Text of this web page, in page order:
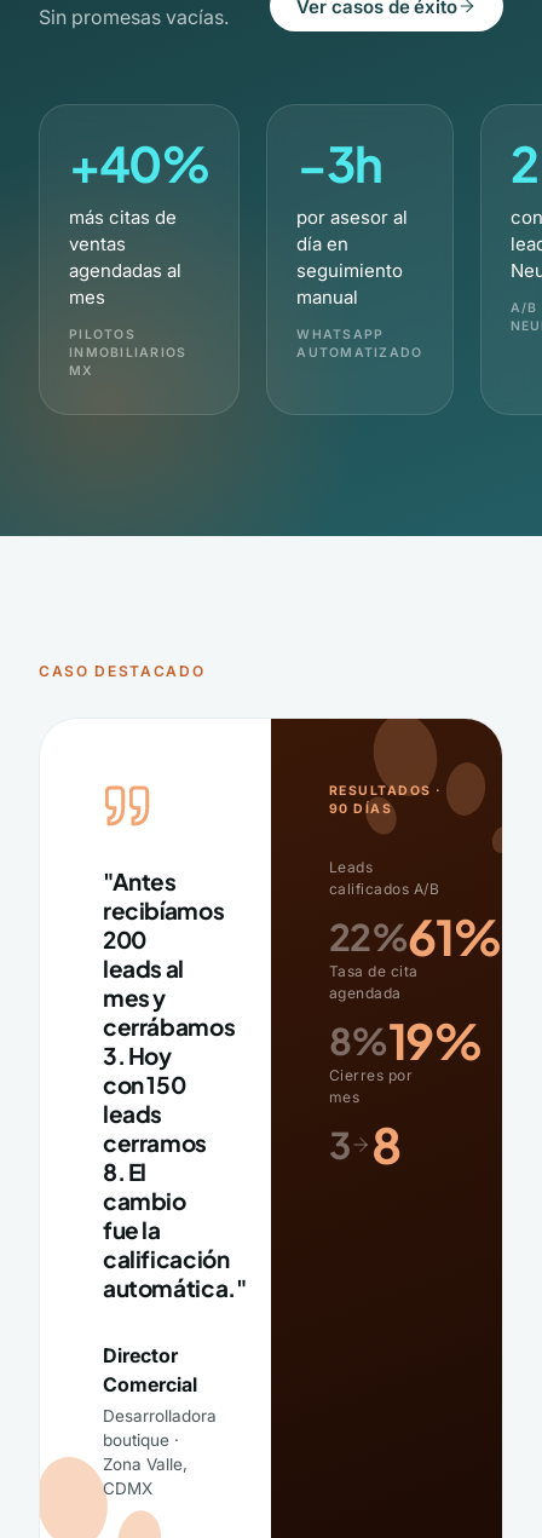
Sin promesas vacías. Ver casos de éxito
+40%
más citas de
ventas
agendadas al
mes
PILOTOS
INMOBILIARIOS
MX
−3h
por asesor al
día en
seguimiento
manual
WHATSAPP
AUTOMATIZADO
A/B
CASO DESTACADO
"Antes
recibíamos
200
leads al
mes y
cerrábamos
3. Hoy
con 150
leads
cerramos
8. El
cambio
fue la
calificación
automática."
Director
Comercial
Desarrolladora
boutique ·
Zona Valle,
CDMX
RESULTADOS ·
90 DÍAS
Leads
calificados A/B
22%61%
Tasa de cita
agendada
8%19%
Cierres por
mes
3 8